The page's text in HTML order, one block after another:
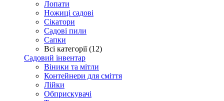
Лопати
Ножиці садові
Сікатори
Садові пили
Сапки
Всі категорії (12)
Садовий інвентар
Віники та мітли
Контейнери для сміття
Лійки
Обприскувачі